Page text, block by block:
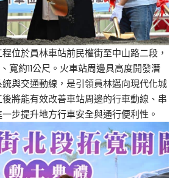
位於員林車站前民權街至中山路二段，
寬約11公尺。火車站周邊具高度開發潛
與交通動線，是引領員林邁向現代化城
將能有效改善車站周邊的行車動線、串
步提升地方行車安全與通行便利性。